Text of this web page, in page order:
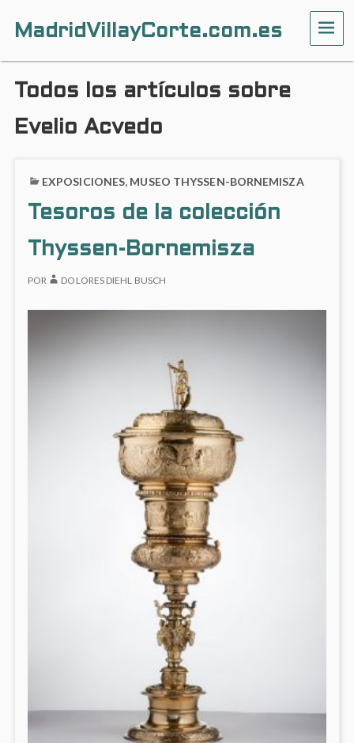
MadridVillayCorte.com.es
Todos los artículos sobre
Evelio Acvedo
EXPOSICIONES, MUSEO THYSSEN-BORNEMISZA
Tesoros de la colección
Thyssen-Bornemisza
POR DOLORES DIEHL BUSCH